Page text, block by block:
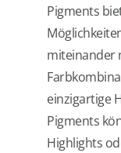
Pigments
miteinander
einzigartige
Pigments
Highlights